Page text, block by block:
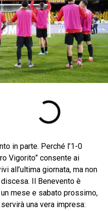
in parte. Perché l’1-0
Vigorito” consente ai
all’ultima giornata, ma non
Il Benevento è
mese e sabato prossimo,
una vera impresa: